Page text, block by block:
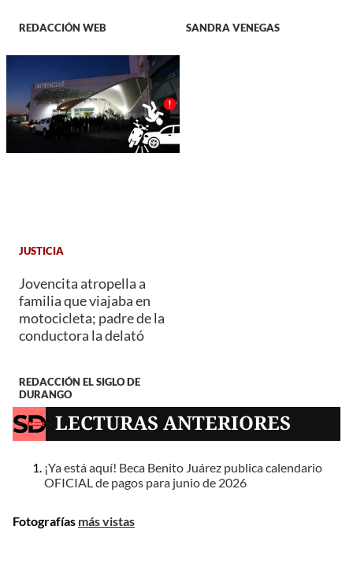
REDACCIÓN WEB SANDRA VENEGAS
JUSTICIA
Jovencita atropella a
familia que viajaba en
motocicleta; padre de la
conductora la delató
REDACCIÓN EL SIGLO DE
DURANGO
LECTURAS ANTERIORES
¡Ya está aquí! Beca Benito Juárez publica calendario
OFICIAL de pagos para junio de 2026
Fotografías más vistas